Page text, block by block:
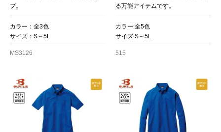
プ。
カラー：全3色
サイズ：S～5L
MS3126
る万能アイテムです。
カラー:全5色
サイズ:S～5L
515